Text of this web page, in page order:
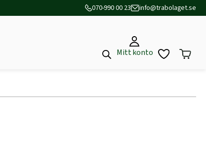
070-990 00 23 info@trabolaget.se
Mitt konto